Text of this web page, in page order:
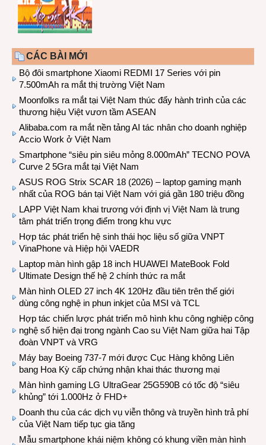
CÁC BÀI MỚI
Bộ đôi smartphone Xiaomi REDMI 17 Series với pin
7.500mAh ra mắt thị trường Việt Nam
Moonfolks ra mắt tại Việt Nam thúc đẩy hành trình của các
thương hiệu Việt vươn tầm ASEAN
Alibaba.com ra mắt nền tảng AI tác nhân cho doanh nghiệp
Accio Work ở Việt Nam
Smartphone “siêu pin siêu mỏng 8.000mAh” TECNO POVA
Curve 2 5Gra mắt tại Việt Nam
ASUS ROG Strix SCAR 18 (2026) – laptop gaming mạnh
nhất của ROG bán tại Việt Nam với giá gần 180 triệu đồng
LAPP Việt Nam khai trương với định vị Việt Nam là trung
tâm phát triển trọng điểm trong khu vực
Hợp tác phát triển hệ sinh thái học liệu số giữa VNPT
VinaPhone và Hiệp hội VAEDR
Laptop màn hình gập 18 inch HUAWEI MateBook Fold
Ultimate Design thế hệ 2 chính thức ra mắt
Màn hình OLED 27 inch 4K 120Hz đầu tiên trên thế giới
dùng công nghệ in phun inkjet của MSI và TCL
Hợp tác chiến lược phát triển mô hình khu công nghiệp công
nghệ số hiện đại trong ngành Cao su Việt Nam giữa hai Tập
đoàn VNPT và VRG
Máy bay Boeing 737-7 mới được Cục Hàng không Liên
bang Hoa Kỳ cấp chứng nhận khai thác thương mại
Màn hình gaming LG UltraGear 25G590B có tốc độ “siêu
khủng” tới 1.000Hz ở FHD+
Doanh thu của các dịch vụ viễn thông và truyền hình trả phí
của Việt Nam tiếp tục gia tăng
Mẫu smartphone khái niệm không có khung viền màn hình